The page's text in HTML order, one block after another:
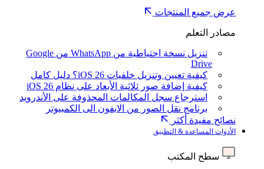
عرض جميع المنتجات
مصادر التعلم
تنزيل نسخة احتياطية من WhatsApp من Google
Drive
كيفية تعيين وتنزيل خلفيات iOS 26؟ دليل كامل
كيفية إضافة صور ثلاثية الأبعاد على نظام iOS 26
استرجاع سجل المكالمات المحذوفة على الأندرويد
برنامج نقل الصور من الايفون الى الكمبيوتر
نصائح مفيدة أكثر
الأدوات المساعدة & التطبيق
سطح المكتب